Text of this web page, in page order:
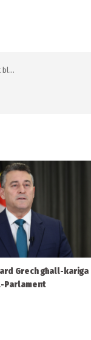
Grech għall-kariga
Parlament